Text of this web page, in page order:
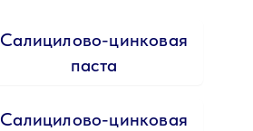
Салицилово-цинковая
паста
Салицилово-цинковая